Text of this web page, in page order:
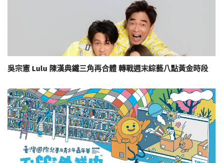
吳宗憲 Lulu 陳漢典鐵三角再合體 轉戰週末綜藝八點黃金時段